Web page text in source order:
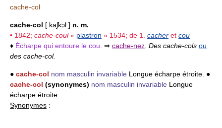
cache-col
cache-col [ kaʃkɔl ] n. m.
• 1842; cache-coul« plastron » 1534; de 1. cacher et cou
♦ Écharpe qui entoure le cou. ⇒ cache-nez Des cache-cols ou
des cache-col.
● cache-col nom masculin invariable Longue écharpe étroite. ●
cache-col (synonymes) nom masculin invariable Longue
écharpe étroite.
Synonymes :